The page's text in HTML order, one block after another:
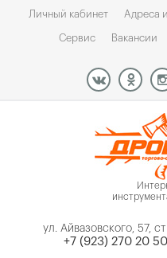
Личный кабинет Адреса
Сервис Вакансии
ул. Айвазовского, 57,
+7 (923) 270 20 50